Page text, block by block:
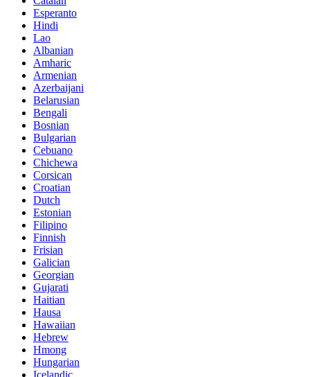
Esperanto
Hindi
Lao
Albanian
Amharic
Armenian
Azerbaijani
Belarusian
Bengali
Bosnian
Bulgarian
Cebuano
Chichewa
Corsican
Croatian
Dutch
Estonian
Filipino
Finnish
Frisian
Galician
Georgian
Gujarati
Haitian
Hausa
Hawaiian
Hebrew
Hmong
Hungarian
Icelandic